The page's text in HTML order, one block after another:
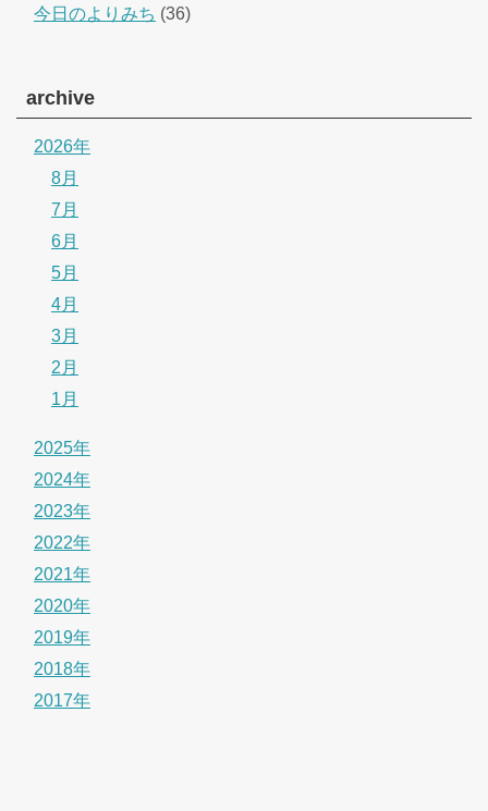
今日のよりみち (36)
archive
2026年
8月
7月
6月
5月
4月
3月
2月
1月
2025年
2024年
2023年
2022年
2021年
2020年
2019年
2018年
2017年